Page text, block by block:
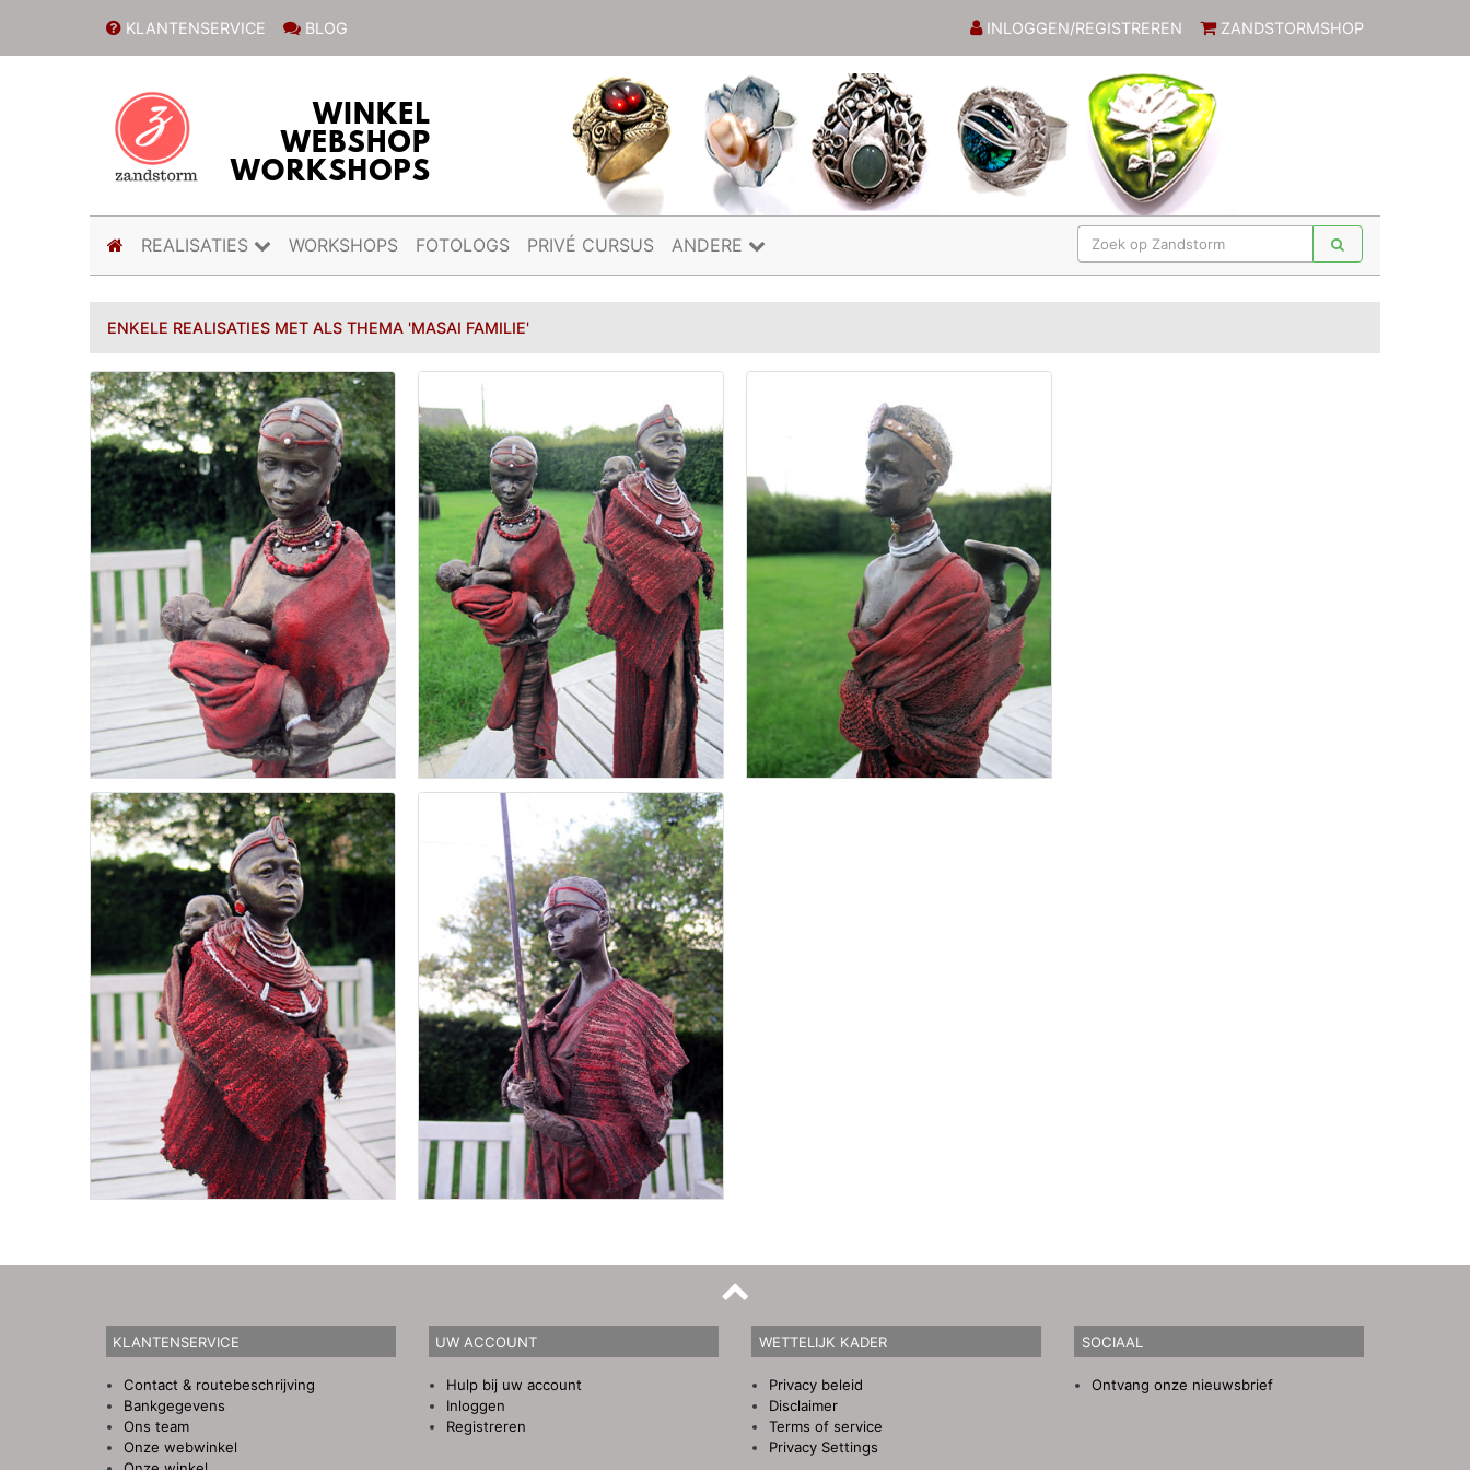
KLANTENSERVICE BLOG INLOGGEN/REGISTREREN ZANDSTORMSHOP
(current)
REALISATIES WORKSHOPS FOTOLOGS PRIVÉ CURSUS ANDERE
ENKELE REALISATIES MET ALS THEMA 'MASAI FAMILIE'
KLANTENSERVICE
Contact & routebeschrijving
Bankgegevens
Ons team
Onze webwinkel
UW ACCOUNT
Hulp bij uw account
Inloggen
Registreren
WETTELIJK KADER
Privacy beleid
Disclaimer
Terms of service
Privacy Settings
SOCIAAL
Ontvang onze nieuwsbrief